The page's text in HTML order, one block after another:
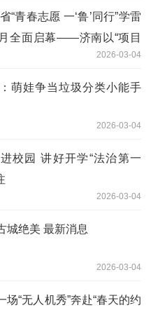
“青春志愿 一‘鲁’同行”学雷
全面启幕——济南以“项目
行动牵引，推动青年志愿服
省会建设
2026-03-04
萌娃争当垃圾分类小能手
2026-03-04
校园 讲好开学“法治第一
2026-03-04
城绝美 最新消息
2026-03-04
场“无人机秀”奔赴“春天的约